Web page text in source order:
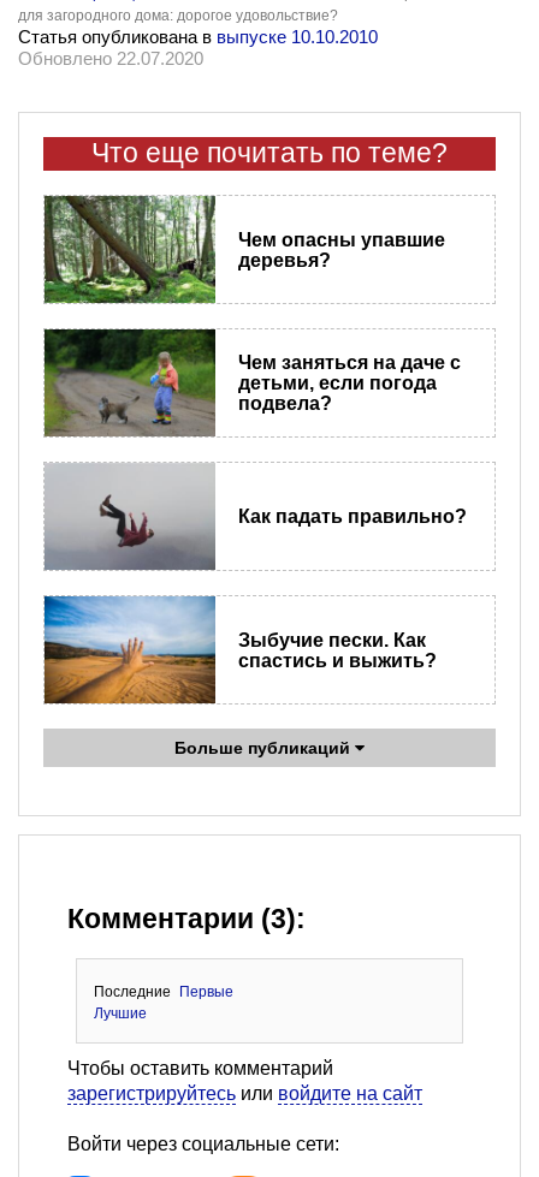
для загородного дома: дорогое удовольствие?
Статья опубликована в выпуске 10.10.2010
Обновлено 22.07.2020
Что еще почитать по теме?
Чем опасны упавшие
деревья?
Чем заняться на даче с
детьми, если погода
подвела?
Как падать правильно?
Зыбучие пески. Как
спастись и выжить?
Больше публикаций
Комментарии (3):
Последние
Первые
Лучшие
Чтобы оставить комментарий
зарегистрируйтесь или войдите на сайт
Войти через социальные сети: